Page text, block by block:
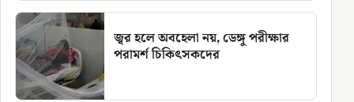
জ্বর হলে অবহেলা নয়, ডেঙ্গু পরীক্ষার
পরামর্শ চিকিৎসকদের